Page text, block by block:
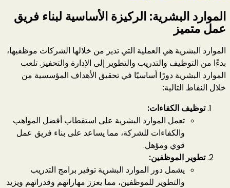
الموارد البشرية: الركيزة الأساسية لبناء فريق
عمل متميز
الموارد البشرية هي العملية التي تدير من خلالها الشركات موظفيها،
بدءًا من التوظيف والتدريب والتطوير إلى الإدارة والتحفيز. تلعب
الموارد البشرية دورًا أساسيًا في تحقيق الأهداف المؤسسية من
خلال النقاط التالية:
توظيف الكفاءات:
تعمل الموارد البشرية على استقطاب أفضل المواهب
والكفاءات للشركة، مما يساعد على بناء فريق عمل
قوي ومؤهل.
تطوير الموظفين:
يشمل دور الموارد البشرية توفير برامج التدريب
والتطوير للموظفين، مما يعزز مهاراتهم وقدراتهم ويزيد